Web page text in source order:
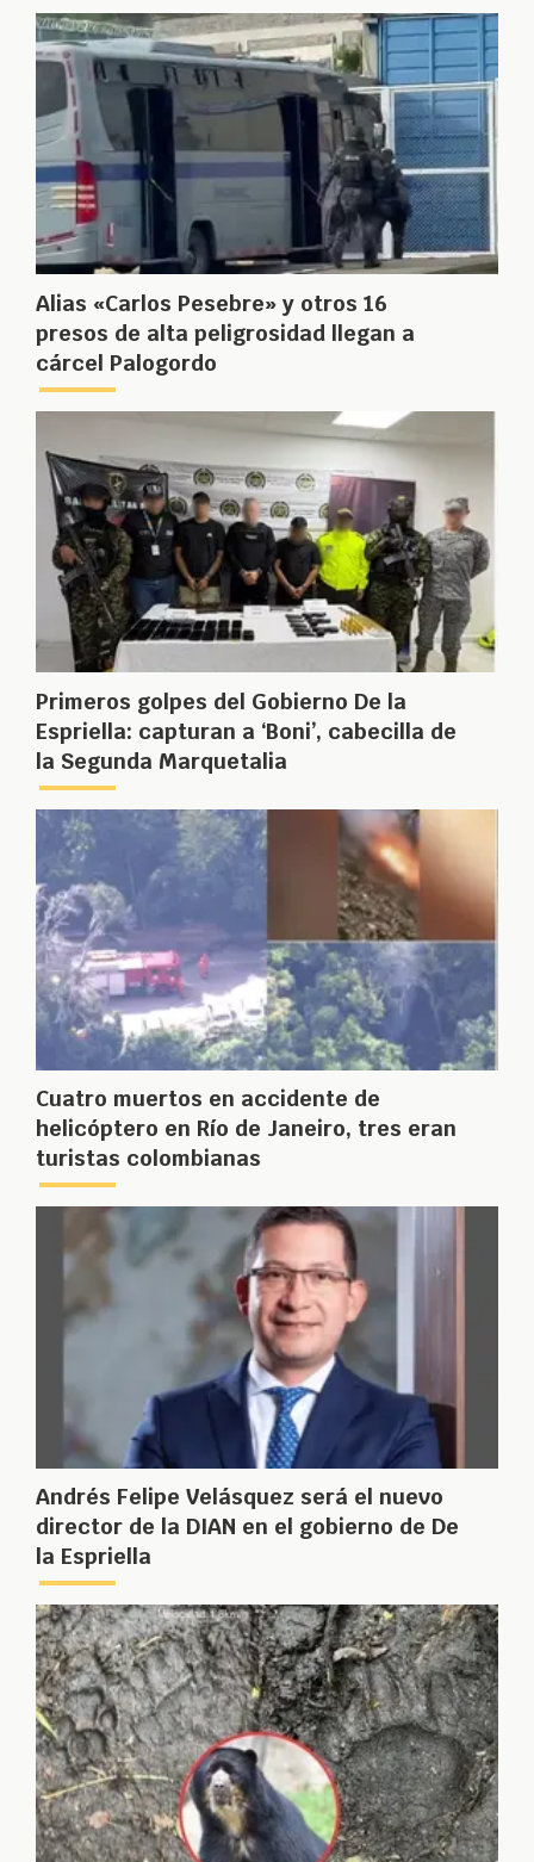
Alias «Carlos Pesebre» y otros 16
presos de alta peligrosidad llegan a
cárcel Palogordo
Primeros golpes del Gobierno De la
Espriella: capturan a ‘Boni’, cabecilla de
la Segunda Marquetalia
Cuatro muertos en accidente de
helicóptero en Río de Janeiro, tres eran
turistas colombianas
Andrés Felipe Velásquez será el nuevo
director de la DIAN en el gobierno de De
la Espriella